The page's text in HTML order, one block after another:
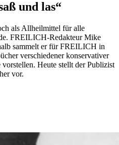
und las“
als Allheilmittel für alle
FREILICH-Redakteur Mike
sammelt er für FREILICH in
verschiedener konservativer
Heute stellt der Publizist
vor.